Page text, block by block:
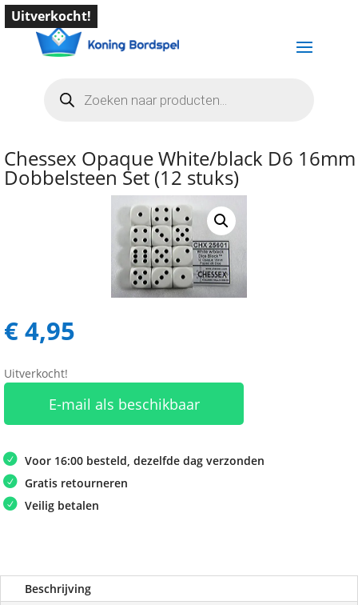
zoeken
Uitverkocht!
Chessex Opaque White/black D6 16mm
Dobbelsteen Set (12 stuks)
€4,95
Uitverkocht!
E-mail als beschikbaar
Voor 16:00 besteld, dezelfde dag verzonden
Gratis retourneren
Veilig betalen
Beschrijving